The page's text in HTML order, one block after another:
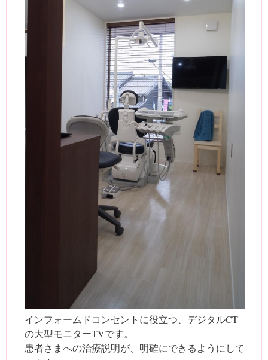
インフォームドコンセントに役立つ、デジタルCT
の大型モニターTVです。
患者さまへの治療説明が、明確にできるようにして